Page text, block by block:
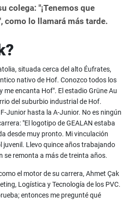
colega: "¡Tenemos que
como lo llamará más tarde.
situada cerca del alto Éufrates,
nativo de Hof. Conozco todos los
me encanta Hof". El estadio Grüne Au
del suburbio industrial de Hof.
Junior hasta la A-Junior. No es ningún
"El logotipo de GEALAN estaba
desde muy pronto. Mi vinculación
juvenil. Llevo quince años trabajando
se remonta a más de treinta años.
el motor de su carrera, Ahmet Çak
Logística y Tecnología de los PVC.
entonces me pregunté qué